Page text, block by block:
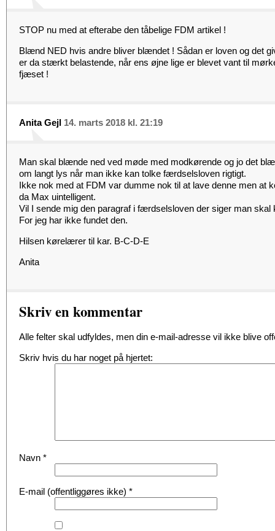
STOP nu med at efterabe den tåbelige FDM artikel !
Blænd NED hvis andre bliver blændet ! Sådan er loven og det
er da stærkt belastende, når ens øjne lige er blevet vant til
fjæset !
Anita Gejl 14. marts 2018 kl. 21:19
Man skal blænde ned ved møde med modkørende og jo det
om langt lys når man ikke kan tolke færdselsloven rigtigt.
Ikke nok med at FDM var dumme nok til at lave denne men at
da Max uintelligent.
Vil I sende mig den paragraf i færdselsloven der siger man skal
For jeg har ikke fundet den.
Hilsen kørelærer til kar. B-C-D-E
Anita
Skriv en kommentar
Alle felter skal udfyldes, men din e-mail-adresse vil ikke blive
Skriv hvis du har noget på hjertet:
Navn *
E-mail (offentliggøres ikke) *